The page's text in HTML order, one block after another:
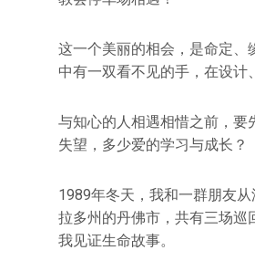
这一个美丽的相会，是命定、
中有一双看不见的手，在设计
与知心的人相遇相惜之前，要
失望，多少爱的学习与成长？
1989年冬天，我和一群朋友从
拉多州的丹佛市，共有三场巡
我见证生命故事。